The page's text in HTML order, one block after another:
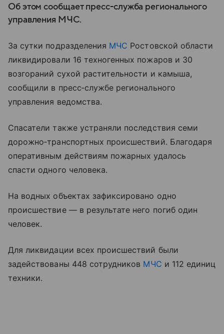
Об этом сообщает пресс-служба регионального
управления МЧС.
За сутки подразделения МЧС Ростовской области
ликвидировали 16 техногенных пожаров и 30
возгораний сухой растительности и камыша,
сообщили в пресс‑службе регионального
управления ведомства.
Спасатели также устраняли последствия семи
дорожно‑транспортных происшествий. Благодаря
оперативным действиям пожарных удалось
спасти одного человека.
На водных объектах зафиксировано одно
происшествие — в результате него погиб один
человек.
Для ликвидации всех происшествий были
задействованы 448 сотрудников МЧС и 112 единиц
техники.